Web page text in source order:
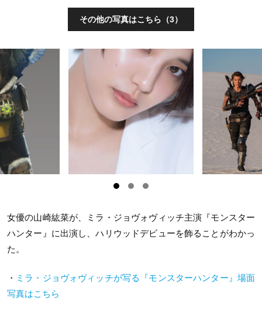
その他の写真はこちら（3）
女優の山崎紘菜が、ミラ・ジョヴォヴィッチ主演『モンスター
ハンター』に出演し、ハリウッドデビューを飾ることがわかっ
た。
・ ミラ・ジョヴォヴィッチが写る『モンスターハンター』場面
写真はこちら